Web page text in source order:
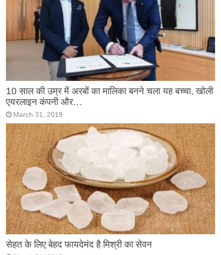
10 साल की उम्र में अरबों का मालिका बनने चला यह बच्चा, खोली
एयरलाइन कंपनी और…
March 31, 2019
सेहत के लिए बेहद फायदेमंद है मिश्री का सेवन